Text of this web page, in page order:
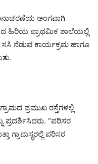
ಅಂಗವಾಗಿ
ಹಿರಿಯ ಪ್ರಾಥಮಿಕ ಶಾಲೆಯಲ್ಲಿ
ನೆಡುವ ಕಾರ್ಯಕ್ರಮ ಹಾಗೂ
ಪ್ರಮುಖ ರಸ್ತೆಗಳಲ್ಲಿ
ಪ್ರದರ್ಶಿಸಿದರು. “ಪರಿಸರ
ಗ್ರಾಮಸ್ಥರಲ್ಲಿ ಪರಿಸರ